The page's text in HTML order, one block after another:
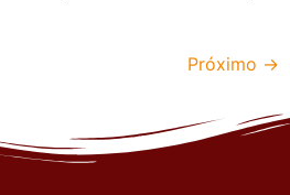
Próximo →